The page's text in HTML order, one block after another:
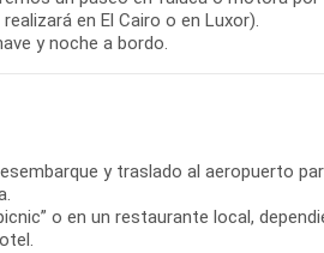
en El Cairo o en Luxor).
y noche a bordo.
y traslado al aeropuerto
o en un restaurante local,